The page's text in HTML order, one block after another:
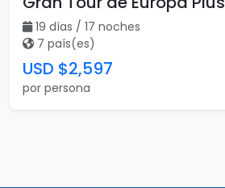
19 días / 17 noches
7 país(es)
USD $2,597
por persona